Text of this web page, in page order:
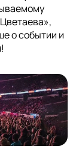
о событии и